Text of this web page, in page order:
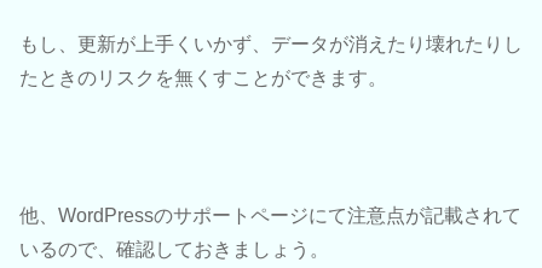
もし、更新が上手くいかず、データが消えたり壊れたりし
たときのリスクを無くすことができます。
他、WordPressのサポートページにて注意点が記載されて
いるので、確認しておきましょう。